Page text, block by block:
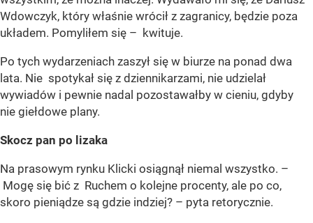
Wdowczyk, który właśnie wrócił z zagranicy, będzie poza
układem. Pomyliłem się – kwituje.
Po tych wydarzeniach zaszył się w biurze na ponad dwa
lata. Nie spotykał się z dziennikarzami, nie udzielał
wywiadów i pewnie nadal pozostawałby w cieniu, gdyby
nie giełdowe plany.
Skocz pan po lizaka
Na prasowym rynku Klicki osiągnął niemal wszystko. –
Mogę się bić z Ruchem o kolejne procenty, ale po co,
skoro pieniądze są gdzie indziej? – pyta retorycznie.